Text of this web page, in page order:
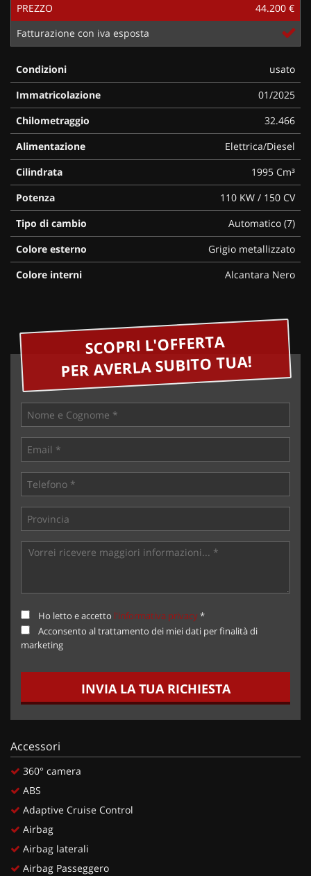
PREZZO
44.200 €
Fatturazione con iva esposta
Condizioni
usato
Immatricolazione
01/2025
Chilometraggio
32.466
Alimentazione
Elettrica/Diesel
Cilindrata
1995 Cm³
Potenza
110 KW / 150 CV
Tipo di cambio
Automatico (7)
Colore esterno
Grigio metallizzato
Colore interni
Alcantara Nero
SCOPRI L'OFFERTA
PER AVERLA SUBITO TUA!
Ho letto e accetto l'informativa privacy*
Acconsento al trattamento dei miei dati per finalità di
marketing
INVIA LA TUA RICHIESTA
Accessori
360° camera
ABS
Adaptive Cruise Control
Airbag
Airbag laterali
Airbag Passeggero